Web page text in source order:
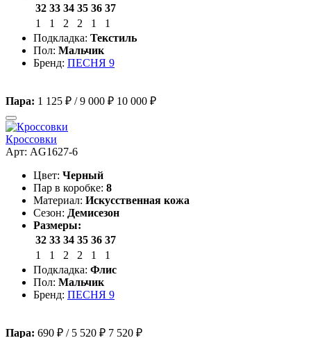
32 33 34 35 36 37
1
1 2 2 1
1
Подкладка: Текстиль
Пол: Мальчик
Бренд: ПЕСНЯ 9
Пара: 1 125 ₽ /9 000 ₽ 10 000 ₽
Кроссовки
Арт: AG1627-6
Цвет: Черный
Пар в коробке: 8
Материал: Искусственная кожа
Сезон: Демисезон
Размеры:
32 33 34 35 36 37
1
1 2 2 1
1
Подкладка: Флис
Пол: Мальчик
Бренд: ПЕСНЯ 9
Пара: 690 ₽ / 5 520 ₽ 7 520 ₽